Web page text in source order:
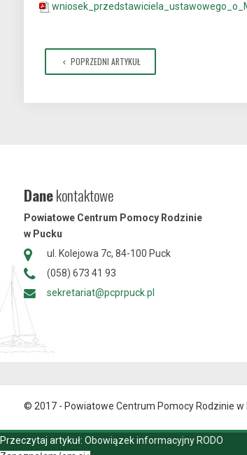
POPRZEDNI ARTYKUŁ
Danekontaktowe
Powiatowe Centrum Pomocy Rodzinie
w Pucku
ul. Kolejowa 7c, 84-100 Puck
(058) 673 41 93
sekretariat@pcprpuck.pl
© 2017 - Powiatowe Centrum Pomocy Rodzinie w
Przeczytaj artykuł: Obowiązek informacyjny RODO